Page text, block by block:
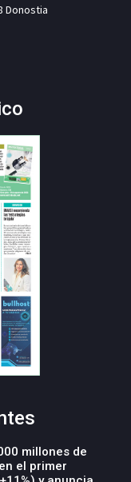
Donostia
millones de
el primer